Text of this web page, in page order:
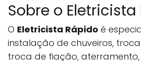
Sobre o
O Eletricista Rápido é
instalação de chuveiros,
troca de fiação, aterramento,